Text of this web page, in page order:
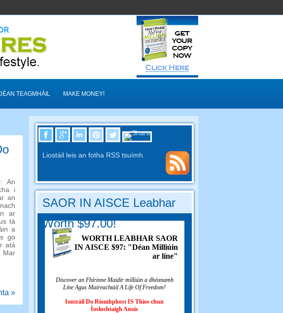
TEAGMHÁIL MAKE MONEY!
An
i
an
ar
tá
a
go
atá
Mar
»
Liostáil leis an fotha RSS tsuímh.
SAOR IN AISCE Leabhar
Worth $97.00!
WORTH LEABHAR SAOR
IN AISCE $97: "Déan Milliúin
ar líne"
Discover an Fhírinne Maidir milliúin a dhéanamh
Líne Agus Maireachtáil A Life Of Freedom!
Iontráil Do Ríomhphost IS Thíos chun
Íosluchtaigh Anois